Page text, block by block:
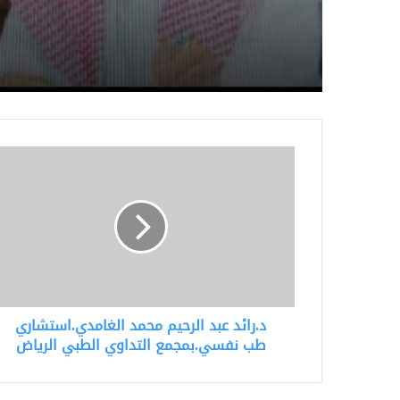
اسمها في دواوين
الطبي
الرياضد.رائد عبد الرحيم محمد الغامدي.استشاري
طب نفسي.بمجمع التداوي الطبي الرياض